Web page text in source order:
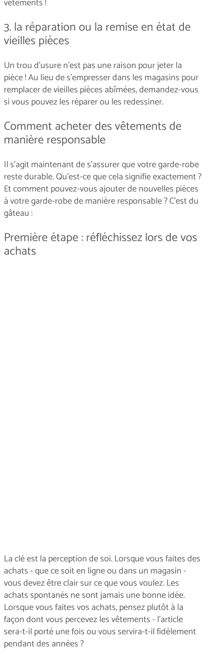
3. la réparation ou la remise en état de
vieilles pièces
Un trou d’usure n'est pas une raison pour jeter la
pièce ! Au lieu de s’empresser dans les magasins pour
remplacer de vieilles pièces abîmées, demandez-vous
si vous pouvez les réparer ou les redessiner.
Comment acheter des vêtements de
manière responsable
Il s'agit maintenant de s'assurer que votre garde-robe
reste durable. Qu'est-ce que cela signifie exactement ?
Et comment pouvez-vous ajouter de nouvelles pièces
à votre garde-robe de manière responsable ? C'est du
gâteau :
Première étape : réfléchissez lors de vos
achats
La clé est la perception de soi. Lorsque vous faites des
achats - que ce soit en ligne ou dans un magasin -
vous devez être clair sur ce que vous voulez. Les
achats spontanés ne sont jamais une bonne idée.
Lorsque vous faites vos achats, pensez plutôt à la
façon dont vous percevez les vêtements - l'article
sera-t-il porté une fois ou vous servira-t-il fidèlement
pendant des années ?